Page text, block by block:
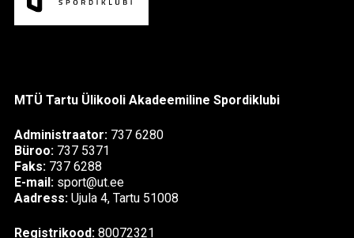
MTÜ Tartu Ülikooli Akadeemiline Spordiklubi
Administraator: 737 6280
Büroo: 737 5371
Faks: 737 6288
E-mail: sport@ut.ee
Aadress: Ujula 4, Tartu 51008
Registrikood: 80072321